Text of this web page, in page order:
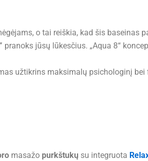
o tai reiškia, kad šis baseinas
pranoks jūsų lūkesčius. „Aqua 8“
užtikrins maksimalų psichologinį
masažo purkštukų su integruota